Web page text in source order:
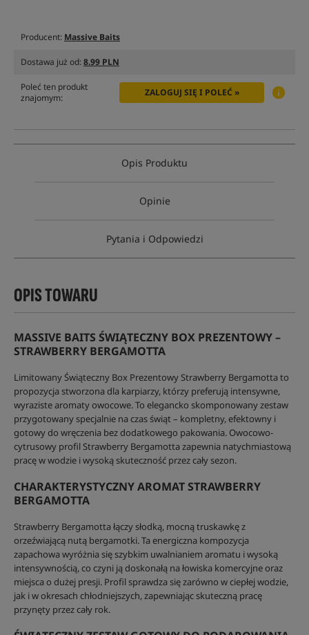
Producent: Massive Baits
Dostawa już od:8.99 PLN
Poleć ten produkt
znajomym:
ZALOGUJ SIĘ I POLEĆ »
Opis Produktu
Opinie
Pytania i Odpowiedzi
OPIS TOWARU
MASSIVE BAITS ŚWIĄTECZNY BOX PREZENTOWY –
STRAWBERRY BERGAMOTTA
Limitowany Świąteczny Box Prezentowy Strawberry Bergamotta to
propozycja stworzona dla karpiarzy, którzy preferują intensywne,
wyraziste aromaty owocowe. To elegancko skomponowany zestaw
przygotowany specjalnie na czas świąt – kompletny, efektowny i
gotowy do wręczenia bez dodatkowego pakowania. Owocowo-
cytrusowy profil Strawberry Bergamotta zapewnia natychmiastową
pracę w wodzie i wysoką skuteczność przez cały sezon.
CHARAKTERYSTYCZNY AROMAT STRAWBERRY
BERGAMOTTA
Strawberry Bergamotta łączy słodką, mocną truskawkę z
orzeźwiającą nutą bergamotki. Ta energiczna kompozycja
zapachowa wyróżnia się szybkim uwalnianiem aromatu i wysoką
intensywnością, co czyni ją doskonałą na łowiska komercyjne oraz
miejsca o dużej presji. Profil sprawdza się zarówno w ciepłej wodzie,
jak i w okresach chłodniejszych, zapewniając skuteczną pracę
przynęty przez cały rok.